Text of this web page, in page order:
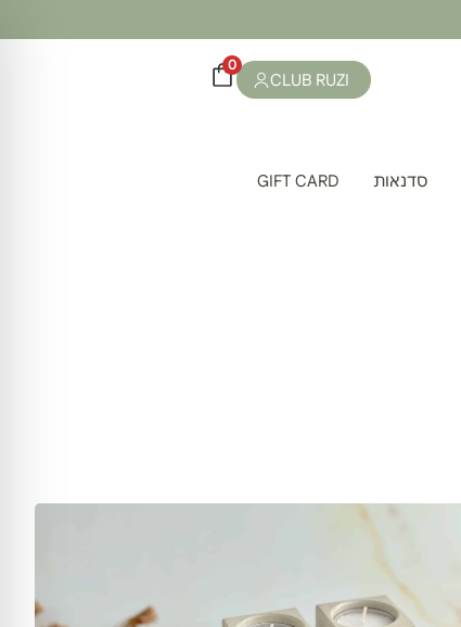
CLUB RUZI
0
סדנאות GIFT CARD